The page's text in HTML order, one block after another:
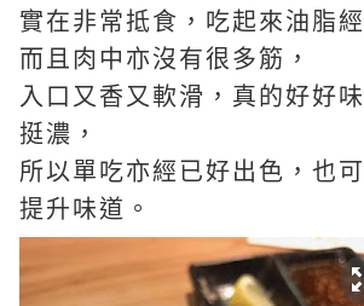
實在非常抵食，吃起來油脂
而且肉中亦沒有很多筋，
入口又香又軟滑，真的好好
挺濃，
所以單吃亦經已好出色，也
提升味道。